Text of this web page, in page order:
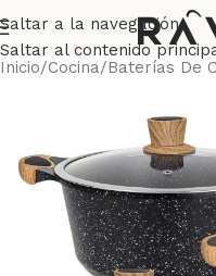
Saltar a la navegación
Saltar al contenido
Inicio/Cocina/Baterías De